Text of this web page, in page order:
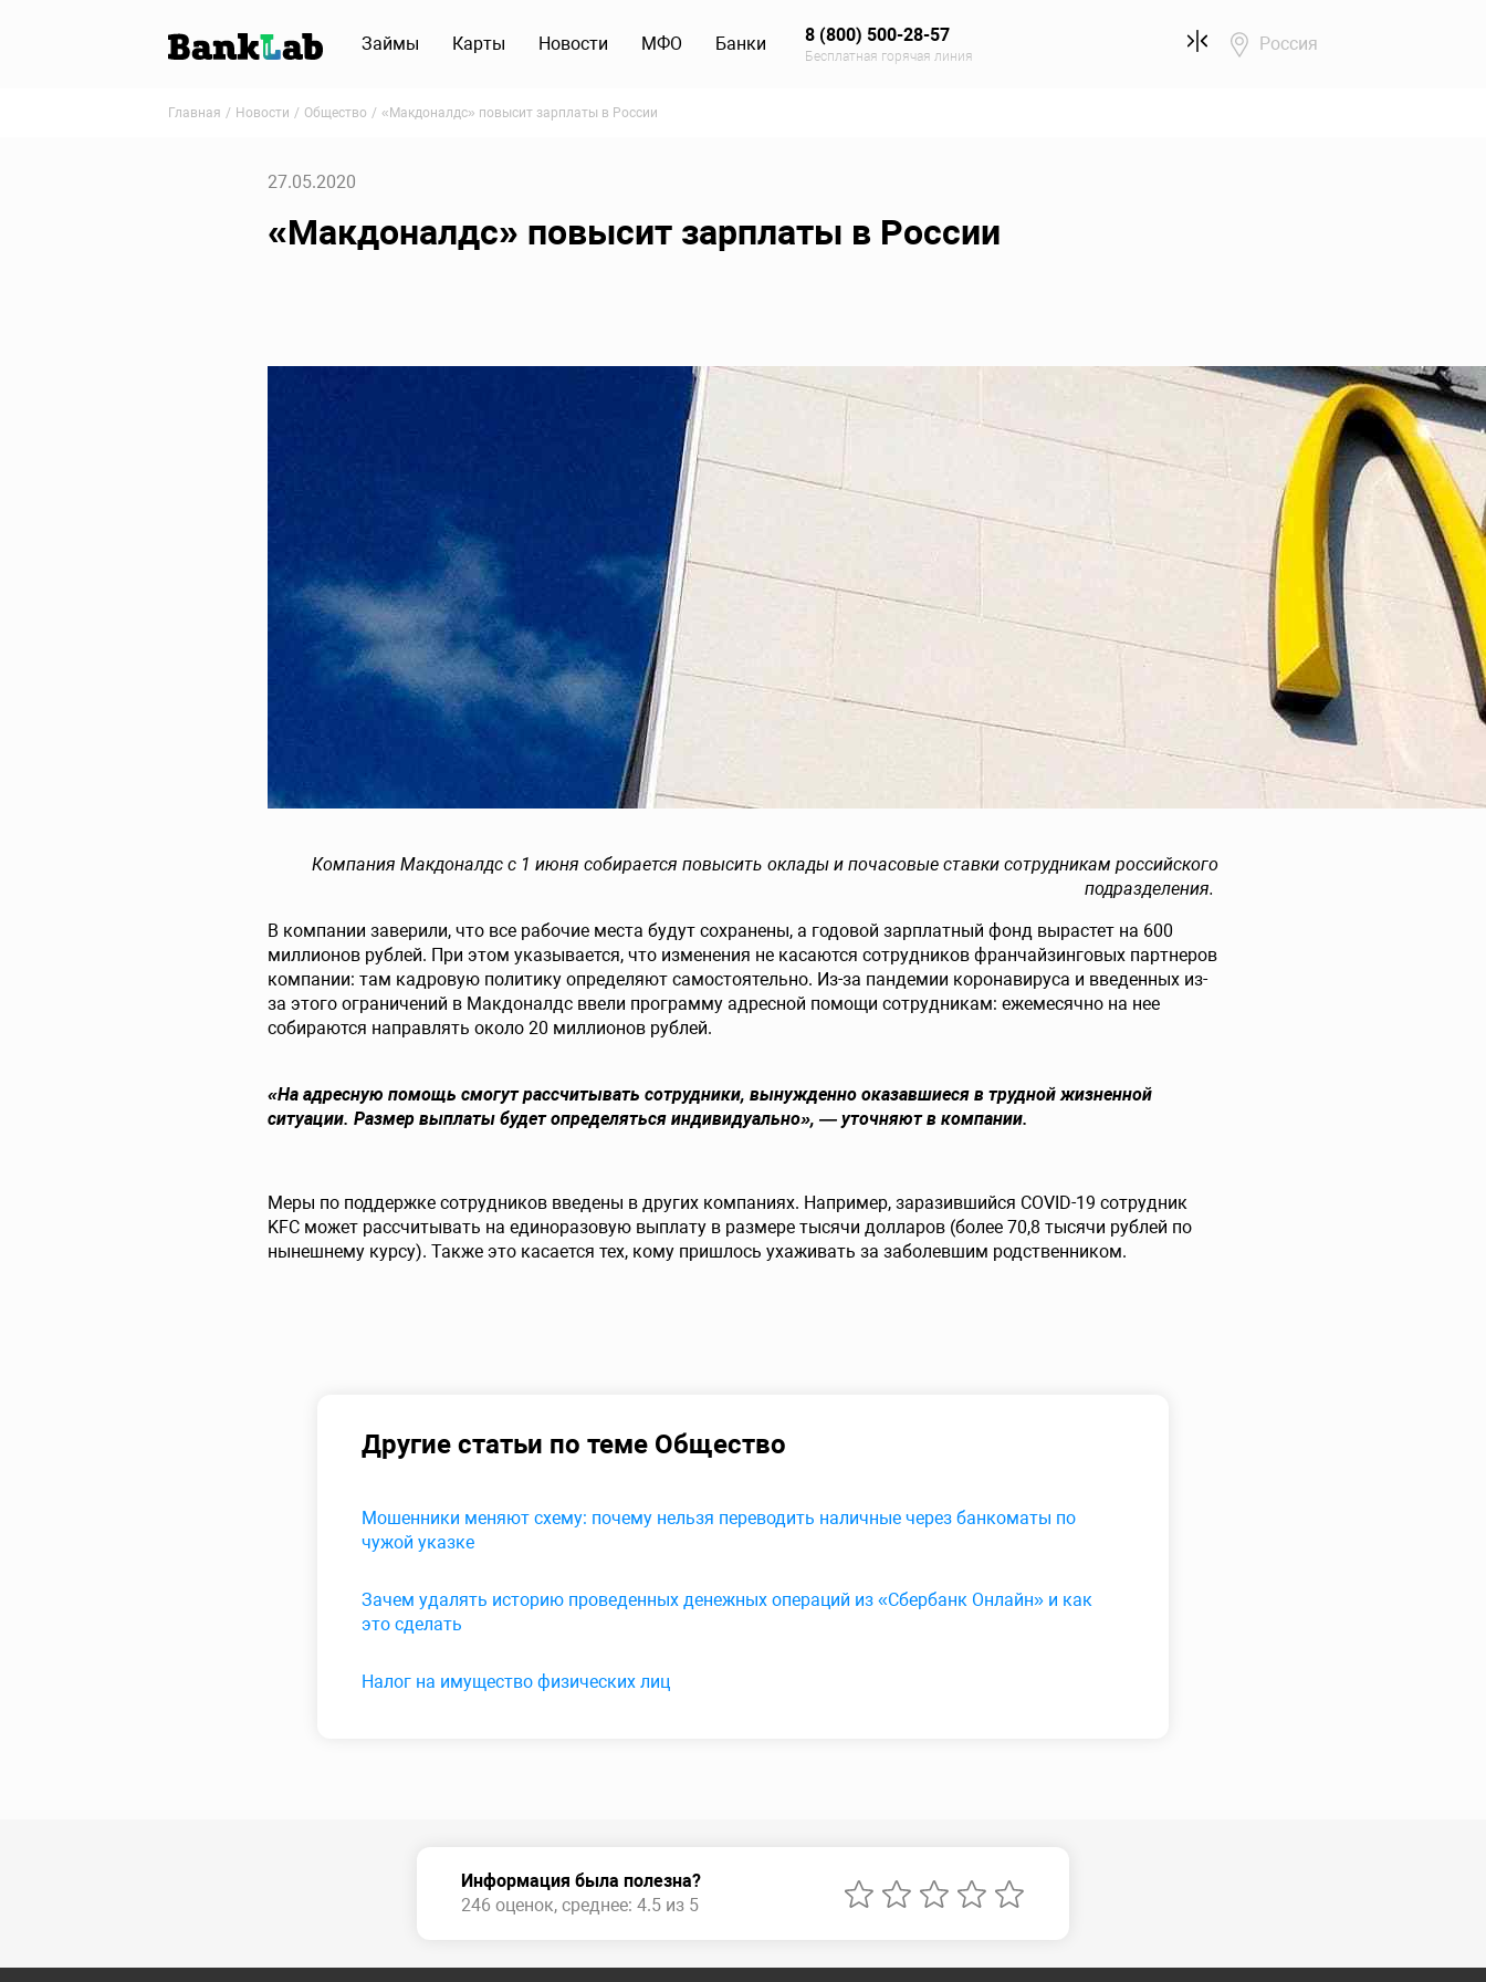
Займы Карты Новости МФО Банки 8 (800) 500-28-57
Бесплатная горячая линия
Россия
Главная Новости Общество «Макдоналдс» повысит зарплаты в России
27.05.2020
«Макдоналдс» повысит зарплаты в России
Компания Макдоналдс с 1 июня собирается повысить оклады и почасовые ставки сотрудникам российского
подразделения.
В компании заверили, что все рабочие места будут сохранены, а годовой зарплатный фонд вырастет на 600
миллионов рублей. При этом указывается, что изменения не касаются сотрудников франчайзинговых партнеров
компании: там кадровую политику определяют самостоятельно. Из-за пандемии коронавируса и введенных из-
за этого ограничений в Макдоналдс ввели программу адресной помощи сотрудникам: ежемесячно на нее
собираются направлять около 20 миллионов рублей.
«На адресную помощь смогут рассчитывать сотрудники, вынужденно оказавшиеся в трудной жизненной
ситуации. Размер выплаты будет определяться индивидуально», — уточняют в компании.
Меры по поддержке сотрудников введены в других компаниях. Например, заразившийся COVID-19 сотрудник
KFC может рассчитывать на единоразовую выплату в размере тысячи долларов (более 70,8 тысячи рублей по
нынешнему курсу). Также это касается тех, кому пришлось ухаживать за заболевшим родственником.
Другие статьи по теме Общество
Мошенники меняют схему: почему нельзя переводить наличные через банкоматы по
чужой указке
Зачем удалять историю проведенных денежных операций из «Сбербанк Онлайн» и как
это сделать
Налог на имущество физических лиц
Информация была полезна?
246 оценок, среднее: 4.5 из 5